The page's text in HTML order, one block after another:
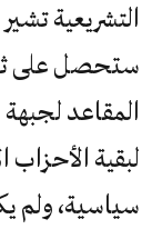
التشريعية
ستحصل على
المقاعد لجبهة